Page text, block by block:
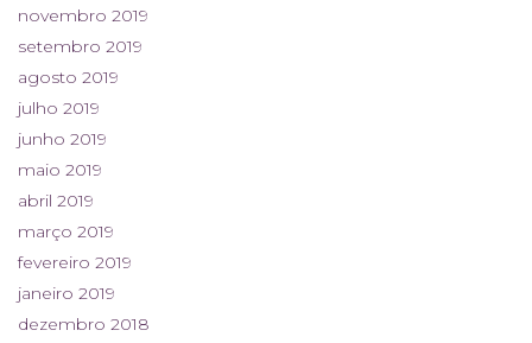
novembro 2019
setembro 2019
agosto 2019
julho 2019
junho 2019
maio 2019
abril 2019
março 2019
fevereiro 2019
janeiro 2019
dezembro 2018